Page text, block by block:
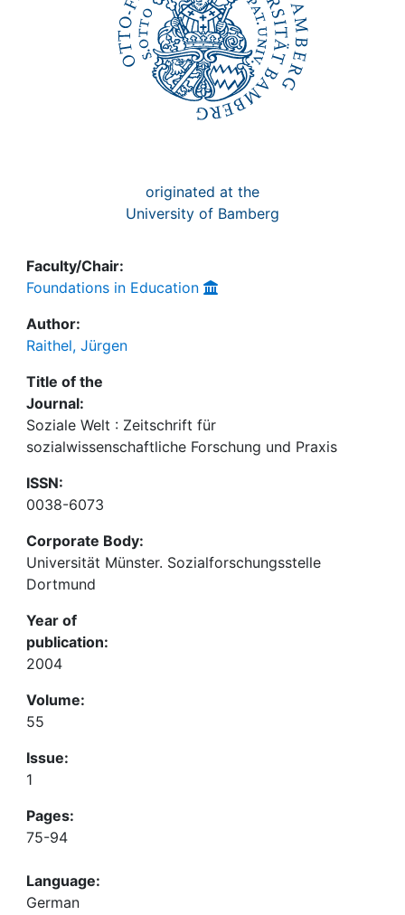
originated at the
University of Bamberg
Faculty/Chair:
Foundations in Education
Author:
Raithel, Jürgen
Title of the
Journal:
Soziale Welt : Zeitschrift für
sozialwissenschaftliche Forschung und Praxis
ISSN:
0038-6073
Corporate Body:
Universität Münster. Sozialforschungsstelle
Dortmund
Year of
publication:
2004
Volume:
55
Issue:
1
Pages:
75-94
Language:
German